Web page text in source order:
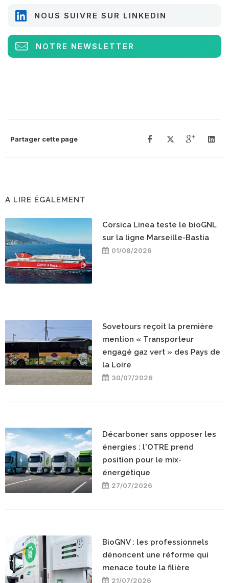
NOUS SUIVRE SUR LINKEDIN
NOTRE NEWSLETTER
Partager cette page
A LIRE ÉGALEMENT
Corsica Linea teste le bioGNL
sur la ligne Marseille-Bastia
01/08/2026
Sovetours reçoit la première
mention « Transporteur
engagé gaz vert » des Pays de
la Loire
30/07/2026
Décarboner sans opposer les
énergies : l'OTRE prend
position pour le mix-
énergétique
27/07/2026
BioGNV : les professionnels
dénoncent une réforme qui
menace toute la filière
21/07/2026